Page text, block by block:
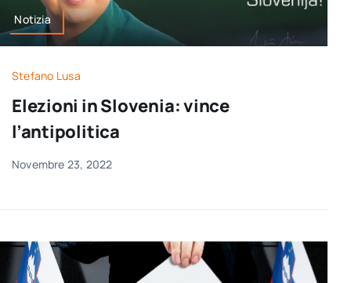
Notizia
Stefano Lusa
Elezioni in Slovenia: vince
l’antipolitica
Novembre 23, 2022